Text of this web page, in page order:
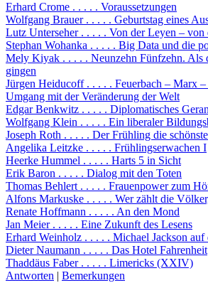
Erhard Crome . . . . . Voraussetzungen
Wolfgang Brauer . . . . . Geburtstag eines
Lutz Unterseher . . . . . Von der Leyen – von
Stephan Wohanka . . . . . Big Data und die
Mely Kiyak . . . . . Neunzehn Fünfzehn. Als
gingen
Jürgen Heiducoff . . . . . Feuerbach – Marx
Umgang mit der Veränderung der Welt
Edgar Benkwitz . . . . . Diplomatisches
Wolfgang Klein . . . . . Ein liberaler
Joseph Roth . . . . . Der Frühling die
Angelika Leitzke . . . . . Frühlingserwachen I
Heerke Hummel . . . . . Harts 5 in Sicht
Erik Baron . . . . . Dialog mit den Toten
Thomas Behlert . . . . . Frauenpower zum
Alfons Markuske . . . . . Wer zählt die
Renate Hoffmann . . . . . An den Mond
Jan Meier . . . . . Eine Zukunft des Lesens
Erhard Weinholz . . . . . Michael Jackson auf
Dieter Naumann . . . . . Das Hotel Fahrenheit
Thaddäus Faber . . . . . Limericks (XXIV)
Antworten | Bemerkungen